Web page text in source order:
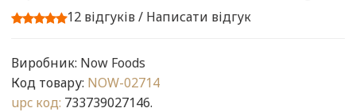
12 відгуків/ Написати відгук
Виробник: Now Foods
Код товару: NOW-02714
upc код: 733739027146.